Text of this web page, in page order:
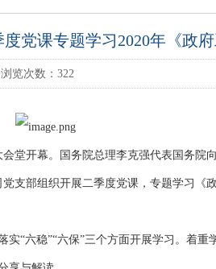
党课专题学习2020年《政府
浏览次数： 322
开幕。国务院总理李克强代表国务院
支部组织开展二季度党课，专题学习《
六稳”“六保”三个方面开展学习。着重